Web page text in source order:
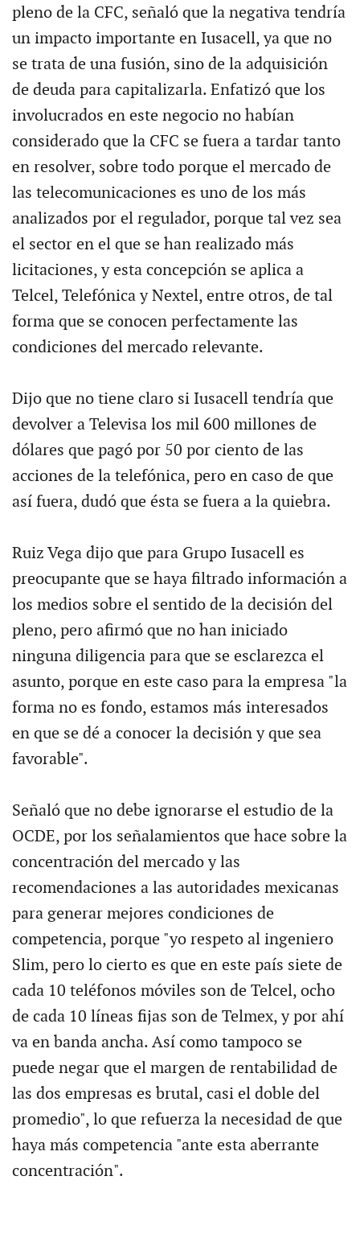
pleno de la CFC, señaló que la negativa tendría
un impacto importante en Iusacell, ya que no
se trata de una fusión, sino de la adquisición
de deuda para capitalizarla. Enfatizó que los
involucrados en este negocio no habían
considerado que la CFC se fuera a tardar tanto
en resolver, sobre todo porque el mercado de
las telecomunicaciones es uno de los más
analizados por el regulador, porque tal vez sea
el sector en el que se han realizado más
licitaciones, y esta concepción se aplica a
Telcel, Telefónica y Nextel, entre otros, de tal
forma que se conocen perfectamente las
condiciones del mercado relevante.
Dijo que no tiene claro si Iusacell tendría que
devolver a Televisa los mil 600 millones de
dólares que pagó por 50 por ciento de las
acciones de la telefónica, pero en caso de que
así fuera, dudó que ésta se fuera a la quiebra.
Ruiz Vega dijo que para Grupo Iusacell es
preocupante que se haya filtrado información a
los medios sobre el sentido de la decisión del
pleno, pero afirmó que no han iniciado
ninguna diligencia para que se esclarezca el
asunto, porque en este caso para la empresa "la
forma no es fondo, estamos más interesados
en que se dé a conocer la decisión y que sea
favorable".
Señaló que no debe ignorarse el estudio de la
OCDE, por los señalamientos que hace sobre la
concentración del mercado y las
recomendaciones a las autoridades mexicanas
para generar mejores condiciones de
competencia, porque "yo respeto al ingeniero
Slim, pero lo cierto es que en este país siete de
cada 10 teléfonos móviles son de Telcel, ocho
de cada 10 líneas fijas son de Telmex, y por ahí
va en banda ancha. Así como tampoco se
puede negar que el margen de rentabilidad de
las dos empresas es brutal, casi el doble del
promedio", lo que refuerza la necesidad de que
haya más competencia "ante esta aberrante
concentración".